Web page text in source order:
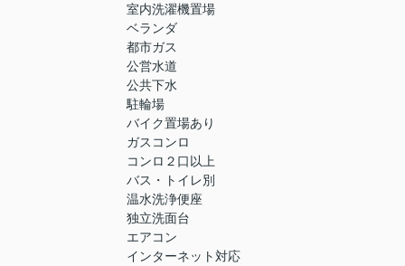
室内洗濯機置場
ベランダ
都市ガス
公営水道
公共下水
駐輪場
バイク置場あり
ガスコンロ
コンロ２口以上
バス・トイレ別
温水洗浄便座
独立洗面台
エアコン
インターネット対応